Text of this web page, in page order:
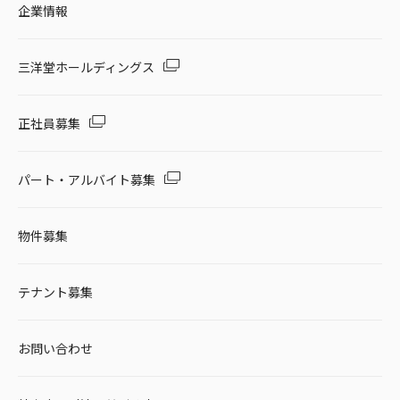
企業情報
三洋堂ホールディングス
正社員募集
パート・アルバイト募集
物件募集
テナント募集
お問い合わせ